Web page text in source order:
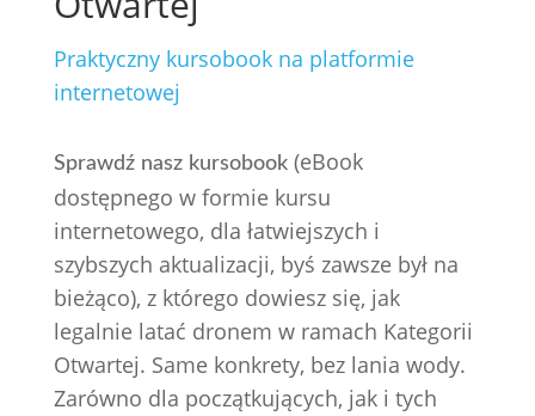
Praktyczny kursobook na platformie
internetowej
Sprawdź nasz kursobook (eBook
dostępnego w formie kursu
internetowego, dla łatwiejszych i
szybszych aktualizacji, byś zawsze był na
bieżąco), z którego dowiesz się, jak
legalnie latać dronem w ramach Kategorii
Otwartej. Same konkrety, bez lania wody.
Zarówno dla początkujących, jak i tych